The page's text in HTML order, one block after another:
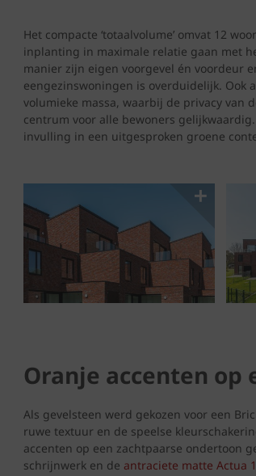
Het compacte ‘totaalvolume’ omvat 12
inplanting in maximale relatie gaan met
manier zijn eigen voorgevel én voordeur
eengezinswoningen is overduidelijk. Ook
volumieke massa, waarbij de privacy van
centrum voor alle bewoners
invulling in een uitgesproken groene
Oranje accenten op
Als gevelsteen werd gekozen voor een
ruwe textuur en de speelse
accenten op een zachtpaarse ondertoon
schrijnwerk en de antraciete matte Actua